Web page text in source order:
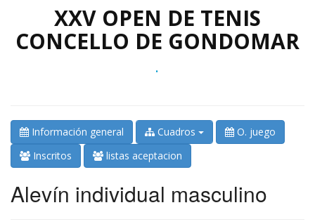
XXV OPEN DE TENIS
CONCELLO DE GONDOMAR
.
Información general Cuadros
O. juego
Inscritos
listas aceptacion
Alevín individual masculino